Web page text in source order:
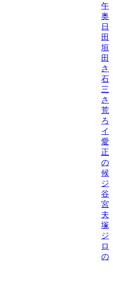
午
奥
日
田
垣
田
さ
石
三
さ
荒
ろ
イ
愛
正
の
候/
ジ
谷
宮
夫
塚
ジ
ロ
の